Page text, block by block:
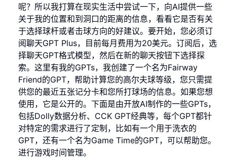
呢？所以我打算在现实生活中尝试一下，向AI提供一些
关于我的位置和到洞口的距离的信息，看看它是否有关
于选择球杆或者击球方向的好建议。要开始，您必须订
阅聊天GPT Plus，目前每月费用为20美元。订阅后，选
择聊天GPT格式模型，然后在新的聊天按钮下选择探
索。这里有我的GPTs，我创建了一个名为Fairway
Friend的GPT，帮助计算您的高尔夫球等级，您只需提
供您的最近五张记分卡和您所打球场的信息。如果您想
使用，它是公开的。下面是由开放AI制作的一些GPTs，
包括Dolly数据分析、CCK GPT经典等，每个GPT都针
对特定的需求进行了定制，比如有一个用于洗衣的
GPT，还有一个名为Game Time的GPT，可以帮助您。
进行游戏时间管理。